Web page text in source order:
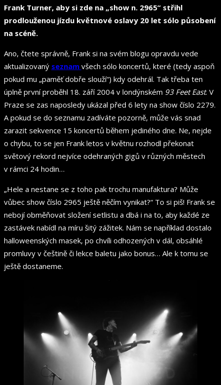
Frank Turner, aby si zde na „show n. 2965“ střihl
prodlouženou jízdu květnové oslavy 20 let sólo působení
na scéně.
Ano, čtete správně, Frank si na svém blogu opravdu vede
aktualizovaný seznam všech sólo koncertů, které (tedy aspoň
pokud mu „paměť dobře slouží“) kdy odehrál. Tak třeba ten
úplně první proběhl 18. září 2004 v londýnském 93 Feet East. V
Praze se zas naposledy ukázal před 6 lety na show číslo 2279.
A pokud se do seznamu zadíváte pozorně, může vás snad
zarazit sekvence 15 koncertů během jediného dne. Ne, nejde
o chybu, to se jen Frank letos v květnu rozhodl překonat
světový rekord nejvíce odehraných gigů v různých městech
v rámci 24 hodin…
„Hele a nestane se z toho pak trochu manufaktura? Může
vůbec show číslo 2965 ještě něčím vynikat?“ To si piš! Frank se
nebojí obměňovat složení setlistu a dbá i na to, aby každé ze
zastávek nabídl na míru šitý zážitek. Nám se například dostalo
halloweenských masek, po chvíli odhozených v dál, obsáhlé
promluvy v češtině či lekce baletu jako bonus… Ale k tomu se
ještě dostaneme.